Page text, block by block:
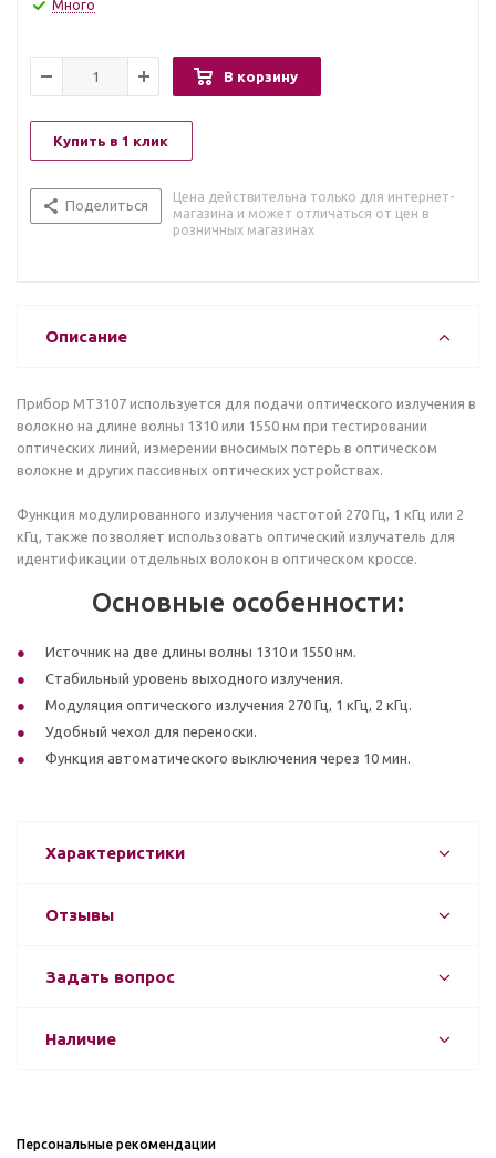
Много
В корзину
Купить в 1 клик
Поделиться
Цена действительна только для интернет-
магазина и может отличаться от цен в
розничных магазинах
Описание
Прибор МТ3107 используется для подачи оптического излучения в
волокно на длине волны 1310 или 1550 нм при тестировании
оптических линий, измерении вносимых потерь в оптическом
волокне и других пассивных оптических устройствах.
Функция модулированного излучения частотой 270 Гц, 1 кГц или 2
кГц, также позволяет использовать оптический излучатель для
идентификации отдельных волокон в оптическом кроссе.
Основные особенности:
Источник на две длины волны 1310 и 1550 нм.
Стабильный уровень выходного излучения.
Модуляция оптического излучения 270 Гц, 1 кГц, 2 кГц.
Удобный чехол для переноски.
Функция автоматического выключения через 10 мин.
Характеристики
Отзывы
Задать вопрос
Наличие
Персональные рекомендации